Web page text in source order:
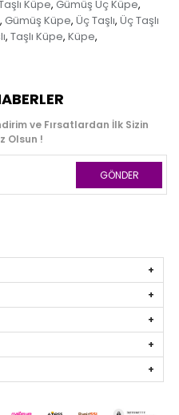
Küpe, Gümüş Üç Küpe,
, Gümüş Küpe, Üç Taşlı, Üç Taşlı
, Taşlı Küpe, Küpe,
ve Fırsatlardan İlk Sizin
Olsun !
GÖNDER